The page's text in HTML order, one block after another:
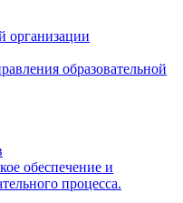
организации
образовательной
обеспечение и
процесса.